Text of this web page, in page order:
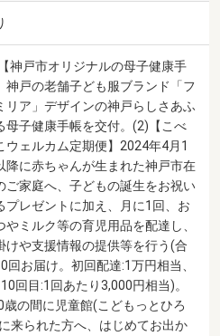
神戸市オリジナルの母子健康手
神戸の老舗子ども服ブランド「フ
リア」デザインの神戸らしさあふ
母子健康手帳を交付。(2)【こべ
ウェルカム定期便】2024年4月1
降に赤ちゃんが生まれた神戸市在
ご家庭へ、子どもの誕生をお祝い
プレゼントに加え、月に1回、お
やミルク等の育児用品を配達し、
けや支援情報の提供等を行う(合
回お届け。初回配達:1万円相当、
回目:1回あたり3,000円相当)。
歳の間に児童館(こどもっとひろ
来られた方へ、はじめてお出か